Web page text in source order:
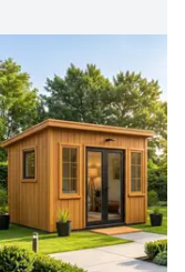
przyspieszonej
Możliwość
przyspieszonej
km
-0
Wymaga
Wymaga